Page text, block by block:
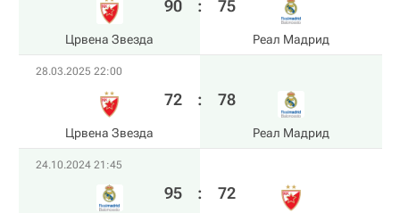
Црвена Звезда
90 : 75
Реал Мадрид
28.03.2025 22:00
Црвена Звезда
72 : 78
Реал Мадрид
24.10.2024 21:45
95 : 72